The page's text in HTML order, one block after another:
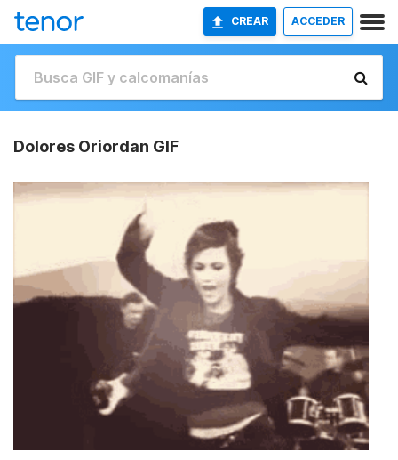
CREAR ACCEDER
Dolores Oriordan GIF